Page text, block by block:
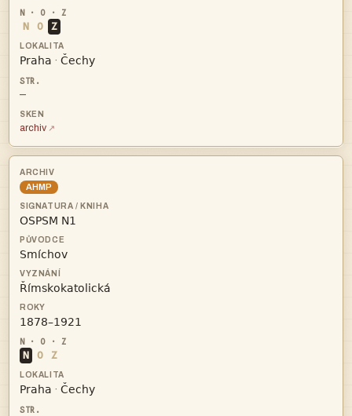
N O Z
 · 
—
archiv
AHMP




N O Z
 · 